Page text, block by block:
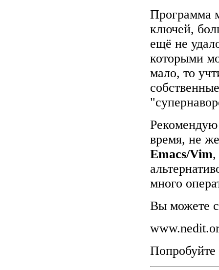
Программа
ключей,
ещё не
которыми
мало, то
время, не
Emacs/Vim,
много
Вы можете